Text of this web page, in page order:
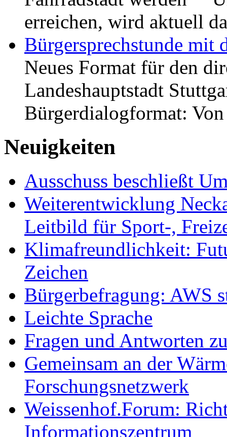
erreichen, wird aktuell
Bürgersprechstunde mit
Neues Format für den
Landeshauptstadt
Bürgerdialogformat:
Neuigkeiten
Ausschuss beschließt
Weiterentwicklung
Leitbild für Sport-,
Klimafreundlichkeit:
Zeichen
Bürgerbefragung: AWS
Leichte Sprache
Fragen und Antworten
Gemeinsam an der
Forschungsnetzwerk
Weissenhof.Forum:
Informationszentrum